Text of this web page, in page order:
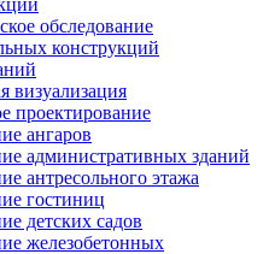
обследование
конструкций
визуализация
проектирование
ангаров
административных зданий
антресольного этажа
гостиниц
детских садов
железобетонных